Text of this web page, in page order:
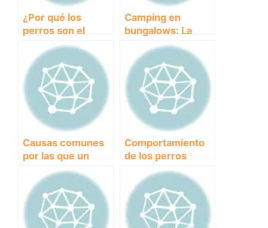
¿Por qué los
perros son el
mejor compañero
para ti? Descubre
las razones para
tener un perro de
compañía
Camping en
bungalows: La
experiencia
perfecta para
disfrutar con tus
perros
Causas comunes
por las que un
perro viejo puede
fallecer
Comportamiento
de los perros
ancianos:
entendiendo las
necesidades de tu
mejor amigo
canino